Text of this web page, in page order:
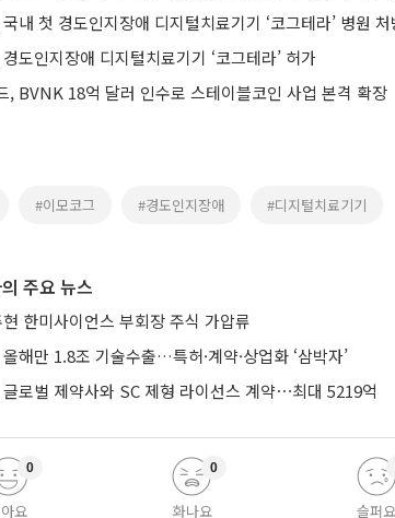
내 첫 경도인지장애 디지털치료기기 ‘코그테라’ 병원 처
도인지장애 디지털치료기기 ‘코그테라’ 허가
, BVNK 18억 달러 인수로 스테이블코인 사업 본격 확장
#이모코그 #경도인지장애 #디지털치료기기
주요 뉴스
한미사이언스 부회장 주식 가압류
해만 1.8조 기술수출…특허·계약·상업화 ‘삼박자’
로벌 제약사와 SC 제형 라이선스 계약⋯최대 5219억
요
0
화나요
0
슬퍼요